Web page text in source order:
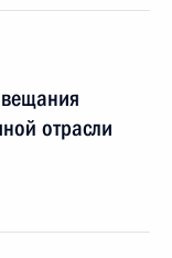
отрасли